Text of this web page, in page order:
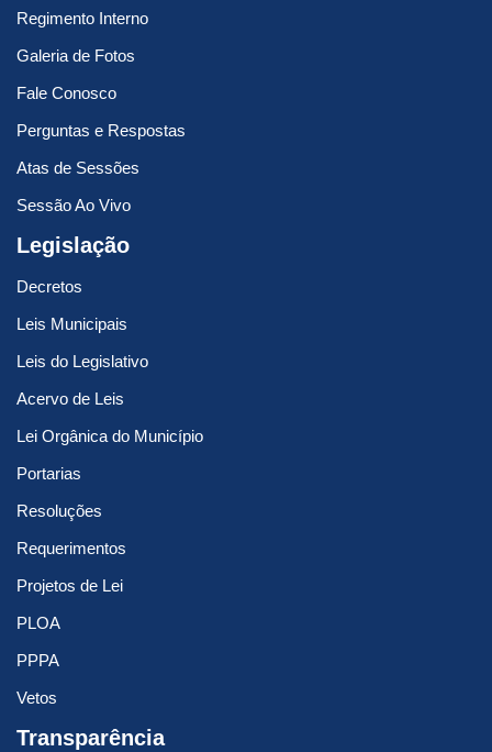
Regimento Interno
Galeria de Fotos
Fale Conosco
Perguntas e Respostas
Atas de Sessões
Sessão Ao Vivo
Legislação
Decretos
Leis Municipais
Leis do Legislativo
Acervo de Leis
Lei Orgânica do Município
Portarias
Resoluções
Requerimentos
Projetos de Lei
PLOA
PPPA
Vetos
Transparência